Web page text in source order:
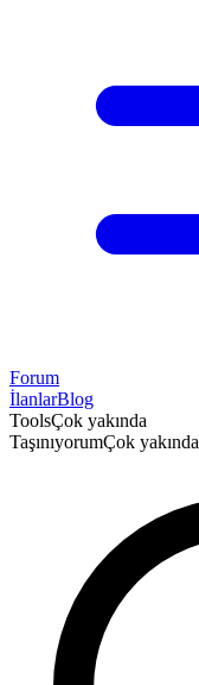
Forum
İlanlarBlog
ToolsÇok yakında
TaşınıyorumÇok yakında